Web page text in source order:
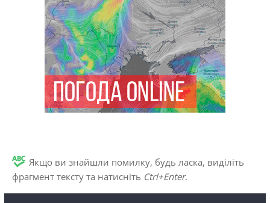
Якщо ви знайшли помилку, будь ласка, виділіть
фрагмент тексту та натисніть Ctrl+Enter.